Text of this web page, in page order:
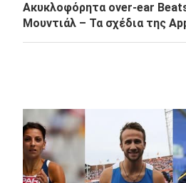
Ακυκλοφόρητα over-ear
Μουντιάλ – Τα σχέδια της